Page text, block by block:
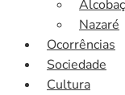
Nazaré
Ocorrências
Sociedade
Cultura